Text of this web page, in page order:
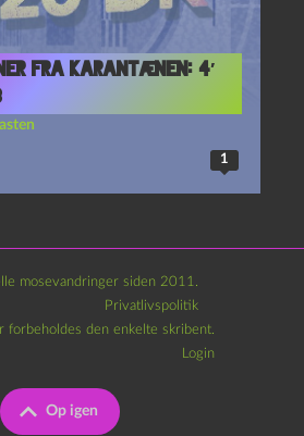
fra karantænen: 4′
1
mosevandringer siden 2011.
Privatlivspolitik
Op igen
forbeholdes den enkelte skribent.
Login